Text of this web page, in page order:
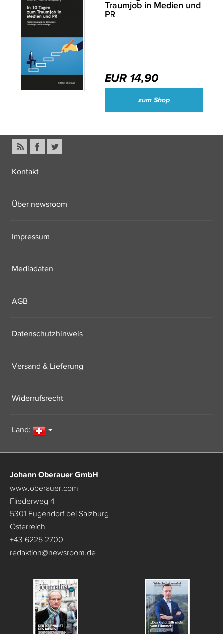
Traumjob in Medien und
PR
EUR 14,90
zum Shop
Kontakt
Über newsroom
Impressum
Mediadaten
AGB
Datenschutzhinweis
Versand & Lieferung
Widerrufsrecht
Land:
Johann Oberauer GmbH
www.oberauer.com
Fliederweg 4
5301 Eugendorf bei Salzburg
Österreich
+43 6225 2700
redaktion@newsroom.de